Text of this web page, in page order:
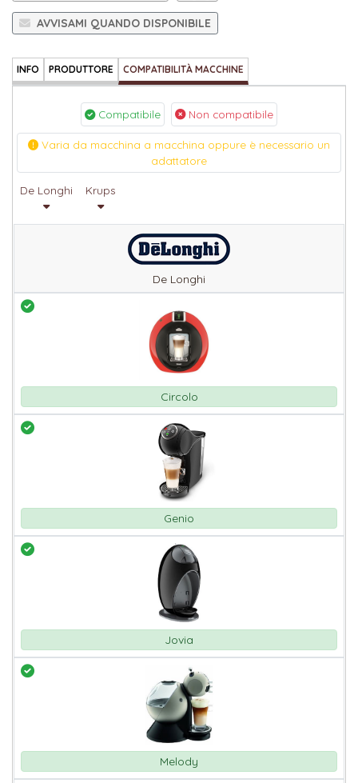
AVVISAMI QUANDO DISPONIBILE
INFO PRODUTTORE COMPATIBILITÀ MACCHINE
Compatibile Non compatibile
Varia da macchina a macchina oppure è necessario un
adattatore
De Longhi Krups
De Longhi
Circolo
Genio
Jovia
Melody